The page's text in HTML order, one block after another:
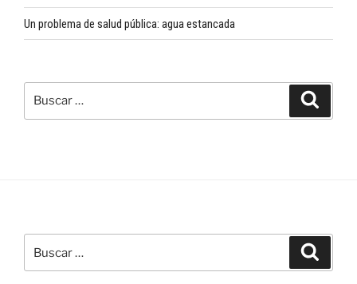
Un problema de salud pública: agua estancada
por: